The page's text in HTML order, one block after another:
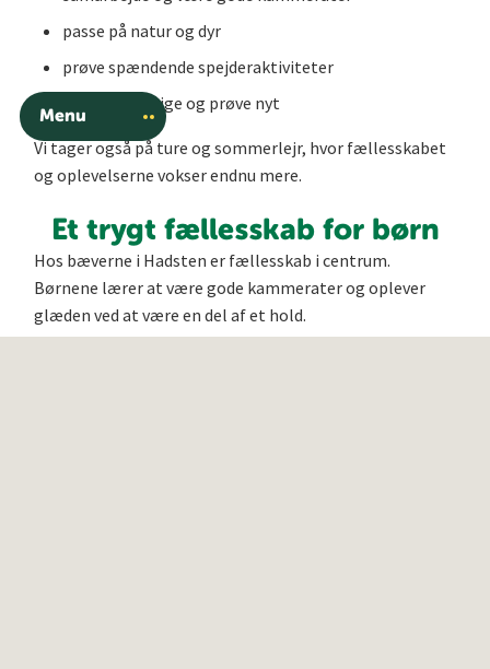
passe på natur og dyr
prøve spændende spejderaktiviteter
være nysgerrige og prøve nyt
Vi tager også på ture og sommerlejr, hvor fællesskabet
og oplevelserne vokser endnu mere.
Et trygt fællesskab for børn
Hos bæverne i Hadsten er fællesskab i centrum.
Børnene lærer at være gode kammerater og oplever
glæden ved at være en del af et hold.
Menu